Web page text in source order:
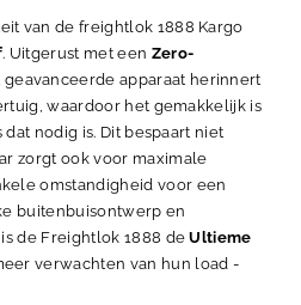
van de freightlok 1888 Kargo
. Uitgerust met een Zero-
geavanceerde apparaat herinnert
waardoor het gemakkelijk is
nodig is. Dit bespaart niet
zorgt ook voor maximale
omstandigheid voor een
buitenbuisontwerp en
de Freightlok 1888 de Ultieme
verwachten van hun load -